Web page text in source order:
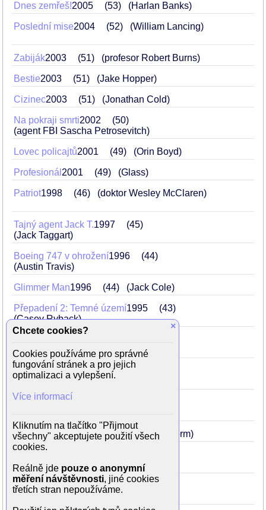
Dnes zemřeš!2005 53 (Harlan Banks)
Poslední mise2004 52 (William Lancing)
Zabiják2003 51 (profesor Robert Burns)
Bestie2003 51 (Jake Hopper)
Cizinec2003 51 (Jonathan Cold)
Na pokraji smrti2002
50
(agent FBI Sascha Petrosevitch)
Lovec policajtů2001 49 (Orin Boyd)
Profesionál 2001 49 (Glass)
Patriot1998 46 (doktor Wesley McClaren)
Tajný agent Jack T.1997
45
(Jack Taggart)
Boeing 747 v ohrožení1996
44
(Austin Travis)
Glimmer Man1996 44 (Jack Cole)
Přepadení 2: Temné území1995
43
(Casey Ryback)
(Forrest Taft)
Přepadení v pacifiku1992
(Casey Ryback)
Nemilosrdná spravedlnost
Těžko ho zabít1990 38 (Mason Storm)
(John Hatcher)
Nico - víc než zákon 1988
×
Chcete cookies?
Cookies používáme pro správné
fungování stránek a pro jejich
optimalizaci a vylepšení.
Více informací
Kliknutím na tlačítko "Přijmout
všechny" akceptujete použití všech
cookies.
Reálně jde pouze o anonymní
měření návštěvnosti, jiné cookies
třetích stran nepoužíváme.